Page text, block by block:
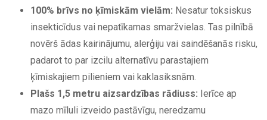
100% brīvs no ķīmiskām vielām: Nesatur toksiskus
insekticīdus vai nepatīkamas smaržvielas. Tas pilnībā
novērš ādas kairinājumu, alerģiju vai saindēšanās risku,
padarot to par izcilu alternatīvu parastajiem
ķīmiskajiem pilieniem vai kaklasiksnām.
Plašs 1,5 metru aizsardzības rādiuss: Ierīce ap
mazo mīluli izveido pastāvīgu, neredzamu